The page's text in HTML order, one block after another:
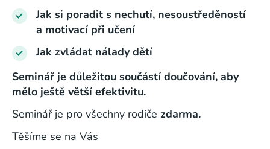
Jak si poradit s nechutí, nesoustředěností
a motivací při učení
Jak zvládat nálady dětí
Seminář je důležitou součástí doučování, aby
mělo ještě větší efektivitu.
Seminář je pro všechny rodiče zdarma.
Těšíme se na Vás